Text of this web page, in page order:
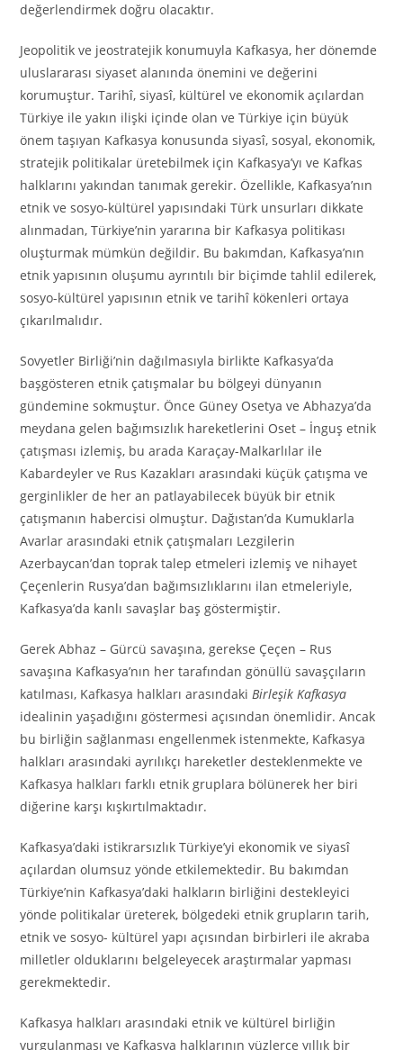
değerlendirmek doğru olacaktır.
Jeopolitik ve jeostratejik konumuyla Kafkasya, her dönemde
uluslararası siyaset alanında önemini ve değerini
korumuştur. Tarihî, siyasî, kültürel ve ekonomik açılardan
Türkiye ile yakın ilişki içinde olan ve Türkiye için büyük
önem taşıyan Kafkasya konusunda siyasî, sosyal, ekonomik,
stratejik politikalar üretebilmek için Kafkasya’yı ve Kafkas
halklarını yakından tanımak gerekir. Özellikle, Kafkasya’nın
etnik ve sosyo-kültürel yapısındaki Türk unsurları dikkate
alınmadan, Türkiye’nin yararına bir Kafkasya politikası
oluşturmak mümkün değildir. Bu bakımdan, Kafkasya’nın
etnik yapısının oluşumu ayrıntılı bir biçimde tahlil edilerek,
sosyo-kültürel yapısının etnik ve tarihî kökenleri ortaya
çıkarılmalıdır.
Sovyetler Birliği’nin dağılmasıyla birlikte Kafkasya’da
başgösteren etnik çatışmalar bu bölgeyi dünyanın
gündemine sokmuştur. Önce Güney Osetya ve Abhazya’da
meydana gelen bağımsızlık hareketlerini Oset – İnguş etnik
çatışması izlemiş, bu arada Karaçay-Malkarlılar ile
Kabardeyler ve Rus Kazakları arasındaki küçük çatışma ve
gerginlikler de her an patlayabilecek büyük bir etnik
çatışmanın habercisi olmuştur. Dağıstan’da Kumuklarla
Avarlar arasındaki etnik çatışmaları Lezgilerin
Azerbaycan’dan toprak talep etmeleri izlemiş ve nihayet
Çeçenlerin Rusya’dan bağımsızlıklarını ilan etmeleriyle,
Kafkasya’da kanlı savaşlar baş göstermiştir.
Gerek Abhaz – Gürcü savaşına, gerekse Çeçen – Rus
savaşına Kafkasya’nın her tarafından gönüllü savaşçıların
katılması, Kafkasya halkları arasındakiBirleşik Kafkasya
idealinin yaşadığını göstermesi açısından önemlidir. Ancak
bu birliğin sağlanması engellenmek istenmekte, Kafkasya
halkları arasındaki ayrılıkçı hareketler desteklenmekte ve
Kafkasya halkları farklı etnik gruplara bölünerek her biri
diğerine karşı kışkırtılmaktadır.
Kafkasya’daki istikrarsızlık Türkiye’yi ekonomik ve siyasî
açılardan olumsuz yönde etkilemektedir. Bu bakımdan
Türkiye’nin Kafkasya’daki halkların birliğini destekleyici
yönde politikalar üreterek, bölgedeki etnik grupların tarih,
etnik ve sosyo- kültürel yapı açısından birbirleri ile akraba
milletler olduklarını belgeleyecek araştırmalar yapması
gerekmektedir.
Kafkasya halkları arasındaki etnik ve kültürel birliğin
vurgulanması ve Kafkasya halklarının yüzlerce yıllık bir